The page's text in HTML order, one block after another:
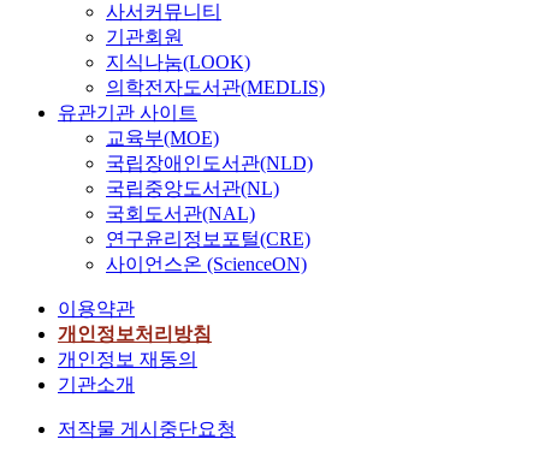
사서커뮤니티
기관회원
지식나눔(LOOK)
의학전자도서관(MEDLIS)
유관기관 사이트
교육부(MOE)
국립장애인도서관(NLD)
국립중앙도서관(NL)
국회도서관(NAL)
연구윤리정보포털(CRE)
사이언스온 (ScienceON)
이용약관
개인정보처리방침
개인정보 재동의
기관소개
저작물 게시중단요청